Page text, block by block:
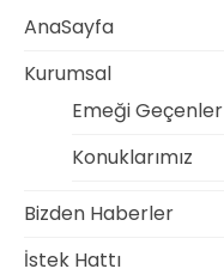
AnaSayfa
Kurumsal
Emeği Geçenler
Konuklarımız
Bizden Haberler
İstek Hattı